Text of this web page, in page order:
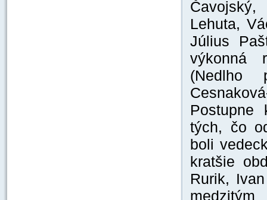
Lehuta,
Július
výkonná
(Nedlho
Postupne
tých, čo
boli
kratšie
Rurik,